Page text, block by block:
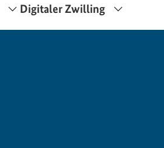
Digitaler Zwilling